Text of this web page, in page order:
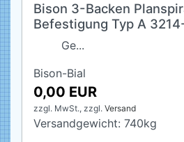
Bison 3-Backen
Befestigung Typ A
Ge...
Bison-Bial
0,00 EUR
zzgl. MwSt., zzgl. Versand
Versandgewicht: 740kg